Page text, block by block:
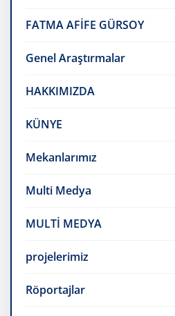
FATMA AFİFE GÜRSOY
Genel Araştırmalar
HAKKIMIZDA
KÜNYE
Mekanlarımız
Multi Medya
MULTİ MEDYA
projelerimiz
Röportajlar